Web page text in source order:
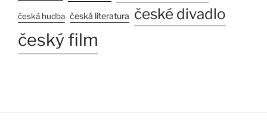
česká hudba česká literatura české divadlo
český film